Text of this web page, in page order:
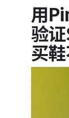
用
验
买